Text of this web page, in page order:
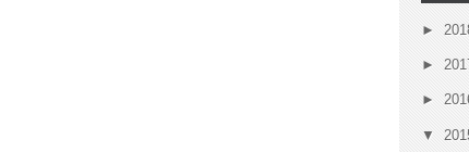
►
►
►
▼